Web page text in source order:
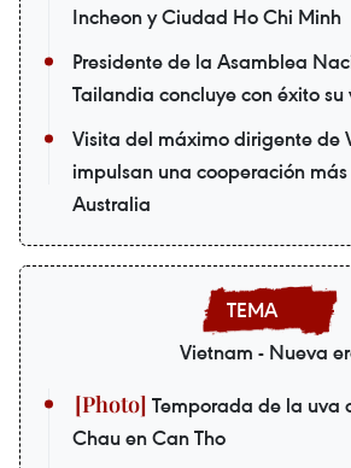
Incheon y Ciudad Ho Chi Minh
Presidente de la Asamblea
Tailandia concluye con éxito
Visita del máximo dirigente de
impulsan una cooperación
Australia
Vietnam - Nueva
Temporada de la uva
Chau en Can Tho